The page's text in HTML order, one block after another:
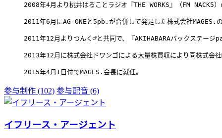
2008年4月より桃井はることラジオ『THE WORKS』（FM NACK5
2011年6月にAG-ONEと5pb.が合併して発足した株式会社MAGES.
2011年12月よりつんく♂と共同で、『AKIHABARAバックステージ
2013年12月に株式会社ドワンゴによる大量株買収により同株式会社
2015年4月1日付でMAGES.会長に就任。
参与制作 (102) 参与配音 (6)
イフリース・アージェント